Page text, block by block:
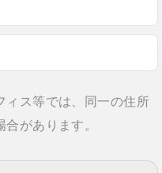
ス等では、同一の住所
があります。